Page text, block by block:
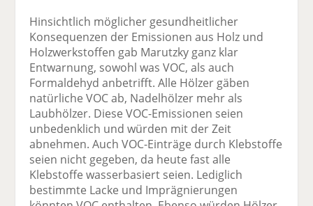
Hinsichtlich möglicher gesundheitlicher
Konsequenzen der Emissionen aus Holz und
Holzwerkstoffen gab Marutzky ganz klar
Entwarnung, sowohl was VOC, als auch
Formaldehyd anbetrifft. Alle Hölzer gäben
natürliche VOC ab, Nadelhölzer mehr als
Laubhölzer. Diese VOC-Emissionen seien
unbedenklich und würden mit der Zeit
abnehmen. Auch VOC-Einträge durch Klebstoffe
seien nicht gegeben, da heute fast alle
Klebstoffe wasserbasiert seien. Lediglich
bestimmte Lacke und Imprägnierungen